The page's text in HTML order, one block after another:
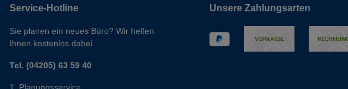
Service-Hotline
Sie planen ein neues Büro? Wir helfen
Ihnen kostenlos dabei.
Tel. (04205) 63 59 40
Unsere Zahlungsarten